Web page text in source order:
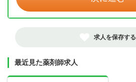
求人を保存する
最近見た薬剤師求人